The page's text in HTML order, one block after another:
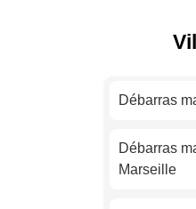
Débarras
Débarras
Marseille